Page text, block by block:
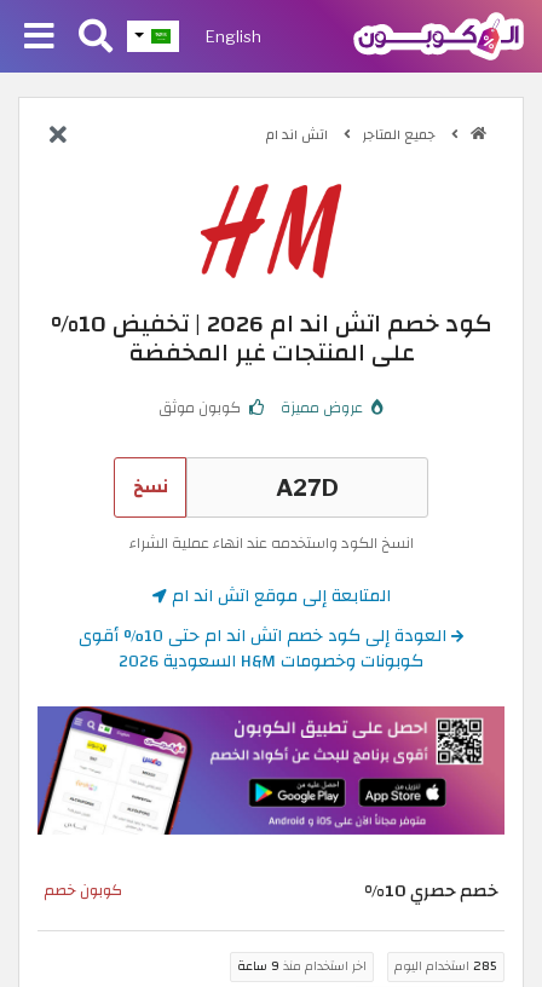
English
جميع المتاجر اتش اند ام
كود خصم اتش اند ام 2026 | تخفيض 10%
على المنتجات غير المخفضة
عروض مميزة كوبون موثق
نسخ
انسخ الكود واستخدمه عند انهاء عملية الشراء
المتابعة إلى موقع اتش اند ام
العودة إلى كود خصم اتش اند ام حتى 10% أقوى
كوبونات وخصومات H&M السعودية 2026
خصم حصري 10% كوبون خصم
285 استخدام اليوم اخر استخدام منذ 9 ساعة